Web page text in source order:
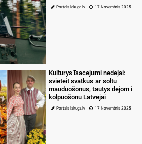
Portals lakuga.lv 17 Novembris 2025
Kulturys īsacejumi nedeļai:
svieteit svātkus ar soltū
mauduošonūs, tautys dejom i
kolpuošonu Latvejai
Portals lakuga.lv 17 Novembris 2025